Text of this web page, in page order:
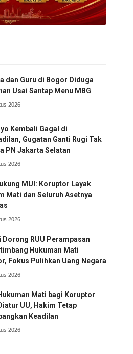
dan Guru di Bogor Diduga
Usai Santap Menu MBG
2026
Kembali Gagal di
Gugatan Ganti Rugi Tak
PN Jakarta Selatan
2026
MUI: Koruptor Layak
Mati dan Seluruh Asetnya
2026
Dorong RUU Perampasan
Hukuman Mati
Fokus Pulihkan Uang Negara
2026
Mati bagi Koruptor
UU, Hakim Tetap
Keadilan
2026